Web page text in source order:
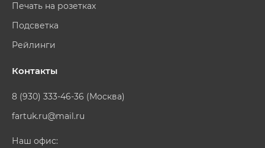
Печать на розетках
Подсветка
Рейлинги
Контакты
8 (930) 333-46-36 (Москва)
fartuk.ru@mail.ru
Наш офис: